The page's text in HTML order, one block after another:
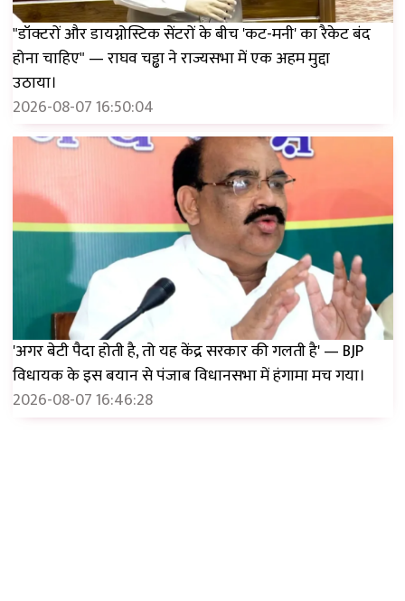
"डॉक्टरों और डायग्नोस्टिक सेंटरों के बीच 'कट-मनी' का रैकेट बंद
होना चाहिए" — राघव चड्ढा ने राज्यसभा में एक अहम मुद्दा
उठाया।
2026-08-07 16:50:04
'अगर बेटी पैदा होती है, तो यह केंद्र सरकार की गलती है' — BJP
विधायक के इस बयान से पंजाब विधानसभा में हंगामा मच गया।
2026-08-07 16:46:28